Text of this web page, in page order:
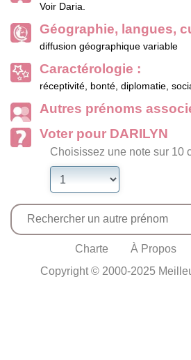
Voir Daria.
Géographie, langues,
diffusion géographique variable
Caractérologie :
réceptivité, bonté, diplomatie,
Autres prénoms
Voter pour DARILYN
Choisissez une note sur 10
Charte À Propos
Copyright © 2000-2025